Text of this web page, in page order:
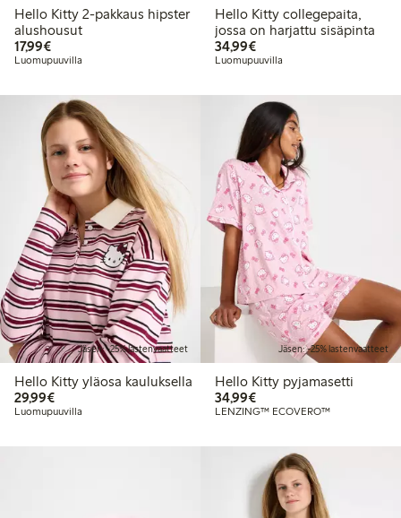
Hello Kitty 2-pakkaus hipster
alushousut
17,99€17,99 €
Luomupuuvilla
Hello Kitty collegepaita,
jossa on harjattu sisäpinta
34,99€34,99 €
Luomupuuvilla
Jäsen: -25% lastenvaatteet
Hello Kitty yläosa kauluksella
29,99€29,99 €
Luomupuuvilla
Jäsen: -25% lastenvaatteet
Hello Kitty pyjamasetti
34,99€34,99 €
LENZING™ ECOVERO™